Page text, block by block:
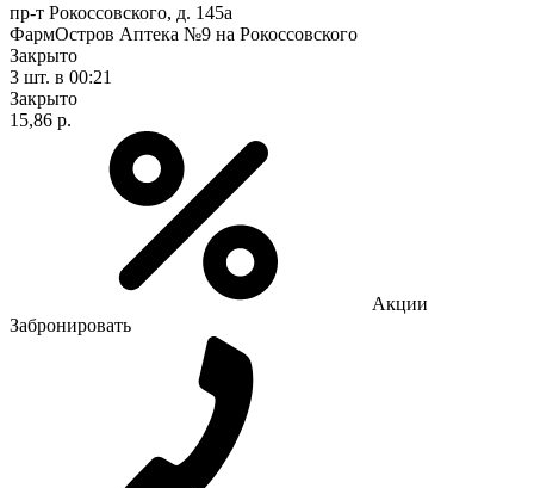
пр-т Рокоссовского, д. 145а
ФармОстров Аптека №9 на Рокоссовского
Закрыто
3 шт. в 00:21
Закрыто
15,86 р.
Акции
Забронировать